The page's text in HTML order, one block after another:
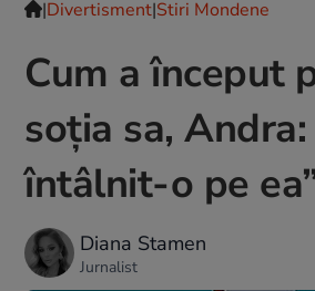
|Divertisment|Stiri Mondene
Cum a început
soția sa,
întâlnit-o pe
Diana Stamen
Jurnalist